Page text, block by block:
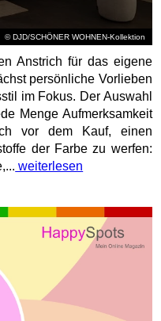
© DJD/SCHÖNER WOHNEN-Kollektion
Anstrich für das eigene
persönliche Vorlieben
im Fokus. Der Auswahl
Menge Aufmerksamkeit
vor dem Kauf, einen
der Farbe zu werfen:
weiterlesen